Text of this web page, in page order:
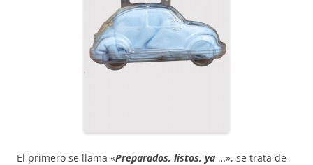
El primero se llama «Preparados, listos, ya …», se trata de